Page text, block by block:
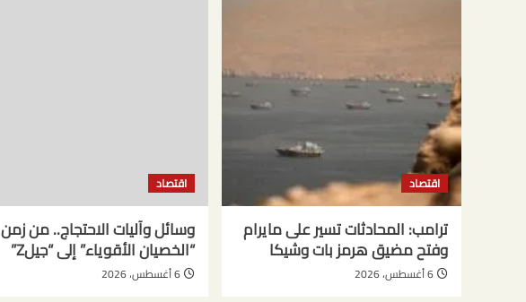
اقتصاد
ترامب: المحادثات تسير على مايرام
وفتح مضيق هرمز بات وشيكا
6 أغسطس، 2026
اقتصاد
وسائل وآليات الاحتجاج.. من زمن
“الخصيان الأقوياء” إلى “جيلZ”
6 أغسطس، 2026